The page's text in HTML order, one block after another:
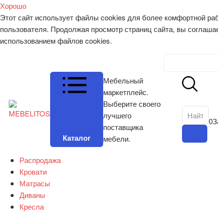
Хорошо
Этот сайт использует файлы cookies для более комфортной
пользователя. Продолжая просмотр страниц сайта, вы
использованием файлов cookies.
Каталог
Мебельный
маркетплейс.
Выберите своего
лучшего
поставщика
мебели.
0
Распродажа
Кровати
Матрасы
Диваны
Кресла